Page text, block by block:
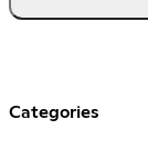
Categories